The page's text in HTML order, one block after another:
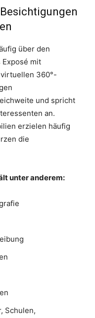
über den
mit
360°-
und spricht
an.
erzielen häufig
die
unter anderem:
Schulen,